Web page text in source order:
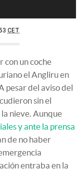
CET
con un coche
el Angliru en
pesar del aviso del
sin el
nieve. Aunque
y ante la prensa
de no haber
entraba en la